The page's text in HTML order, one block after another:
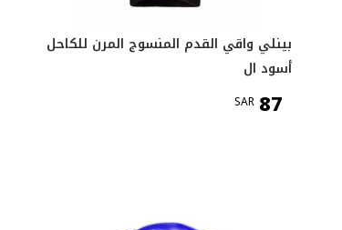
بينلي واقي القدم المنسوج المرن للكاحل
أسود ال
SAR 87